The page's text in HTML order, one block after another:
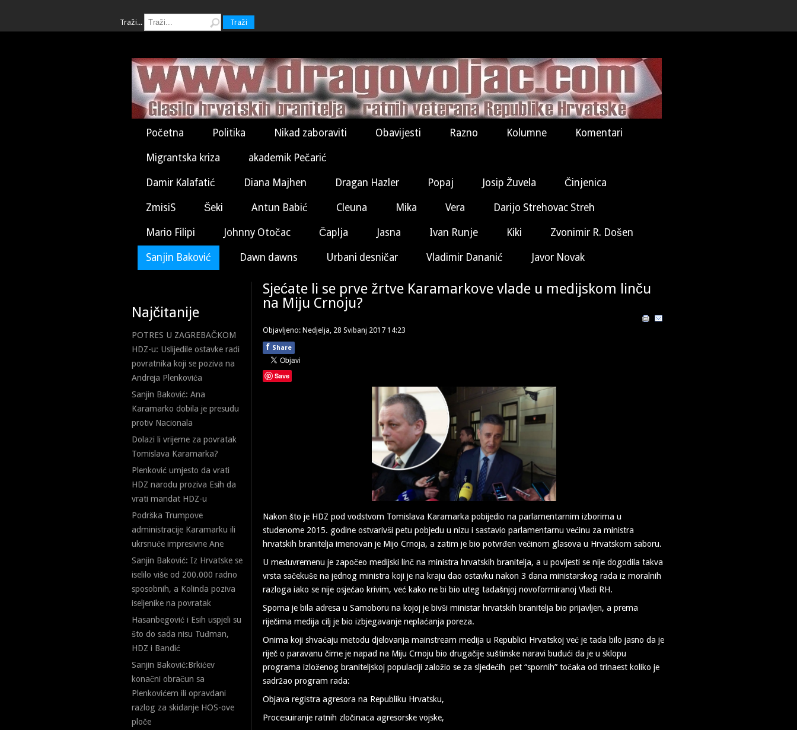
Traži... Traži
Početna Politika Nikad zaboraviti Obavijesti Razno Kolumne Komentari
Migrantska kriza akademik Pečarić
Damir Kalafatić Diana Majhen Dragan Hazler Popaj Josip Žuvela Činjenica
ZmisiS Šeki Antun Babić Cleuna Mika Vera Darijo Strehovac Streh
Mario Filipi Johnny Otočac Čaplja Jasna Ivan Runje Kiki Zvonimir R. Došen
Sanjin Baković Dawn dawns Urbani desničar Vladimir Dananić Javor Novak
Najčitanije
POTRES U ZAGREBAČKOM
HDZ-u: Uslijedile ostavke radi
povratnika koji se poziva na
Andreja Plenkovića
Sanjin Baković: Ana
Karamarko dobila je presudu
protiv Nacionala
Dolazi li vrijeme za povratak
Tomislava Karamarka?
Plenković umjesto da vrati
HDZ narodu proziva Esih da
vrati mandat HDZ-u
Podrška Trumpove
administracije Karamarku ili
ukrsnuće impresivne Ane
Sanjin Baković: Iz Hrvatske se
iselilo više od 200.000 radno
sposobnih, a Kolinda poziva
iseljenike na povratak
Hasanbegović i Esih uspjeli su
što do sada nisu Tuđman,
HDZ i Bandić
Sanjin Baković:Brkićev
konačni obračun sa
Plenkovićem ili opravdani
razlog za skidanje HOS-ove
ploče
Sjećate li se prve žrtve Karamarkove vlade u medijskom linču
na Miju Crnoju?
Objavljeno: Nedjelja, 28 Svibanj 2017 14:23
f Share
Save
Nakon što je HDZ pod vodstvom Tomislava Karamarka pobijedio na parlamentarnim izborima u
studenome 2015. godine ostvarivši petu pobjedu u nizu i sastavio parlamentarnu većinu za ministra
hrvatskih branitelja imenovan je Mijo Crnoja, a zatim je bio potvrđen većinom glasova u Hrvatskom saboru.
U međuvremenu je započeo medijski linč na ministra hrvatskih branitelja, a u povijesti se nije dogodila takva
vrsta sačekuše na jednog ministra koji je na kraju dao ostavku nakon 3 dana ministarskog rada iz moralnih
razloga iako se nije osjećao krivim, već kako ne bi bio uteg tadašnjoj novoformiranoj Vladi RH.
Sporna je bila adresa u Samoboru na kojoj je bivši ministar hrvatskih branitelja bio prijavljen, a prema
riječima medija cilj je bio izbjegavanje neplaćanja poreza.
Onima koji shvaćaju metodu djelovanja mainstream medija u Republici Hrvatskoj već je tada bilo jasno da je
riječ o paravanu čime je napad na Miju Crnoju bio drugačije suštinske naravi budući da je u sklopu
programa izloženog braniteljskoj populaciji založio se za sljedećih pet “spornih” točaka od trinaest koliko je
sadržao program rada:
Objava registra agresora na Republiku Hrvatsku,
Procesuiranje ratnih zločinaca agresorske vojske,